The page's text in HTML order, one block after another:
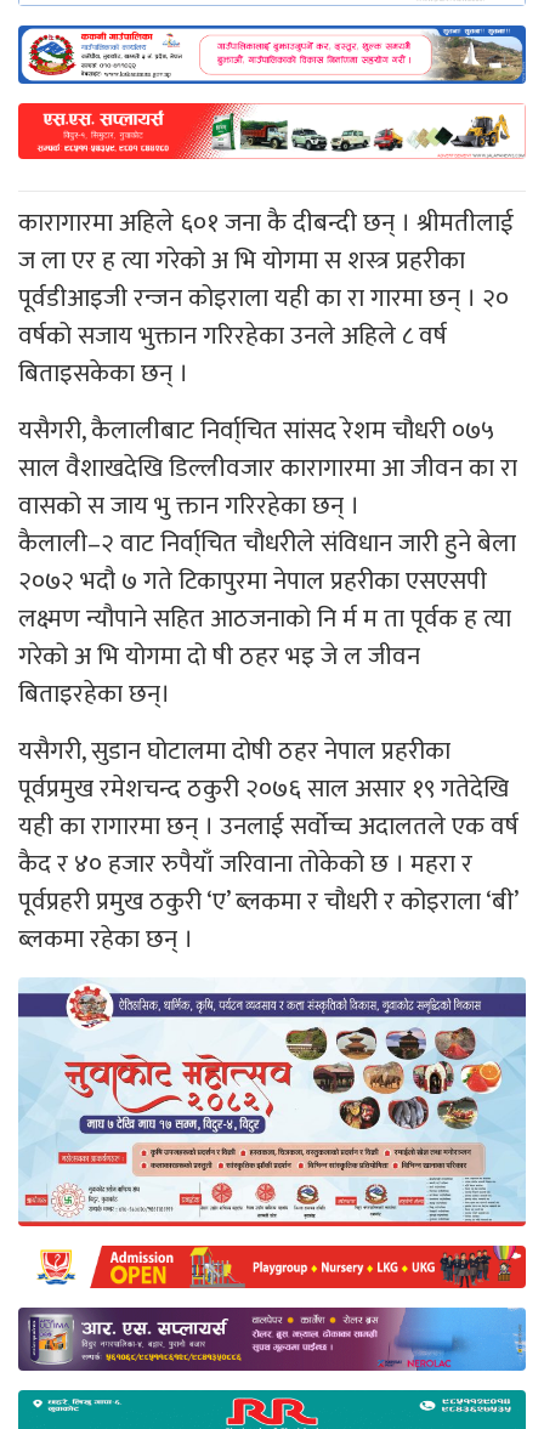
कारागारमा अहिले ६०१ जना कै दीबन्दी छन् । श्रीमतीलाई
ज ला एर ह त्या गरेको अ भि योगमा स शस्त्र प्रहरीका
पूर्वडीआइजी रन्जन कोइराला यही का रा गारमा छन् । २०
वर्षको सजाय भुक्तान गरिरहेका उनले अहिले ८ वर्ष
बिताइसकेका छन् ।
यसैगरी, कैलालीबाट निर्वा्चित सांसद रेशम चौधरी ०७५
साल वैशाखदेखि डिल्लीवजार कारागारमा आ जीवन का रा
वासको स जाय भु क्तान गरिरहेका छन् ।
कैलाली–२ वाट निर्वा्चित चौधरीले संविधान जारी हुने बेला
२०७२ भदौ ७ गते टिकापुरमा नेपाल प्रहरीका एसएसपी
लक्ष्मण न्यौपाने सहित आठजनाको नि र्म म ता पूर्वक ह त्या
गरेको अ भि योगमा दो षी ठहर भइ जे ल जीवन
बिताइरहेका छन्।
यसैगरी, सुडान घोटालमा दोषी ठहर नेपाल प्रहरीका
पूर्वप्रमुख रमेशचन्द ठकुरी २०७६ साल असार १९ गतेदेखि
यही का रागारमा छन् । उनलाई सर्वोच्च अदालतले एक वर्ष
कैद र ४० हजार रुपैयाँ जरिवाना तोकेको छ । महरा र
पूर्वप्रहरी प्रमुख ठकुरी ‘ए’ ब्लकमा र चौधरी र कोइराला ‘बी’
ब्लकमा रहेका छन् ।